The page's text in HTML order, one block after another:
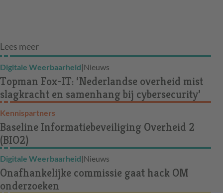
Lees meer
Digitale Weerbaarheid|Nieuws
Topman Fox-IT: ‘Nederlandse overheid mist
slagkracht en samenhang bij cybersecurity’
Kennispartners
Baseline Informatiebeveiliging Overheid 2
(BIO2)
Digitale Weerbaarheid|Nieuws
Onafhankelijke commissie gaat hack OM
onderzoeken